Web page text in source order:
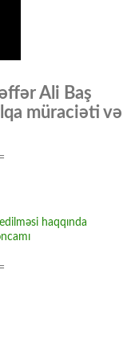
Ali Baş
müraciəti və
haqqında